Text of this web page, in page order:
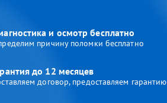
и осмотр бесплатно
причину поломки бесплатно
до 12 месяцев
договор, предоставляем гарантию